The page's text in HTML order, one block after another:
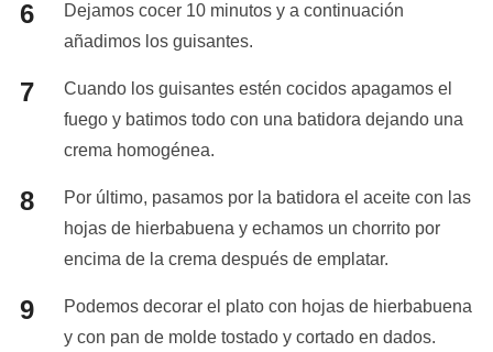
Dejamos cocer 10 minutos y a continuación
añadimos los guisantes.
Cuando los guisantes estén cocidos apagamos el
fuego y batimos todo con una batidora dejando una
crema homogénea.
Por último, pasamos por la batidora el aceite con las
hojas de hierbabuena y echamos un chorrito por
encima de la crema después de emplatar.
Podemos decorar el plato con hojas de hierbabuena
y con pan de molde tostado y cortado en dados.